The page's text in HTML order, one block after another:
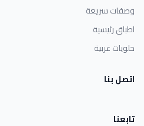
وصفات سريعة
اطباق رئيسية
حلويات غربية
اتصل بنا
تابعنا